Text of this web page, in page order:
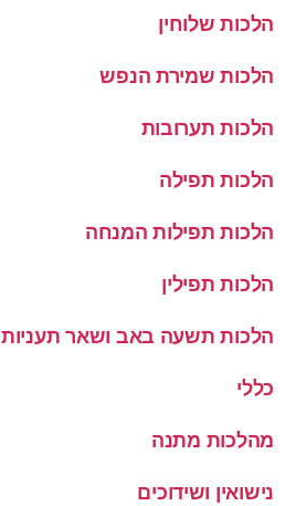
הלכות שלוחין
הלכות שמירת הנפש
הלכות תערובות
הלכות תפילה
הלכות תפילות המנחה
הלכות תפילין
הלכות תשעה באב ושאר תעניות
כללי
מהלכות מתנה
נישואין ושידוכים